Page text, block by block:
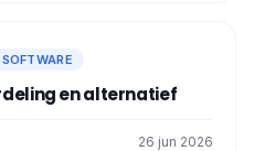
en alternatief
26 jun 2026